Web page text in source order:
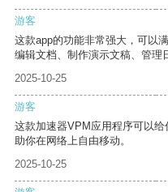
游客
这款app的功能非常强大，可以
编辑文档、制作演示文稿、管理
2025-10-25
游客
这款加速器VPM应用程序可以
助你在网络上自由移动。
2025-10-25